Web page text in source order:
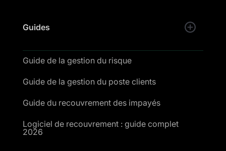
Guides
Guide de la gestion du risque
Guide de la gestion du poste clients
Guide du recouvrement des impayés
Logiciel de recouvrement : guide complet
2026